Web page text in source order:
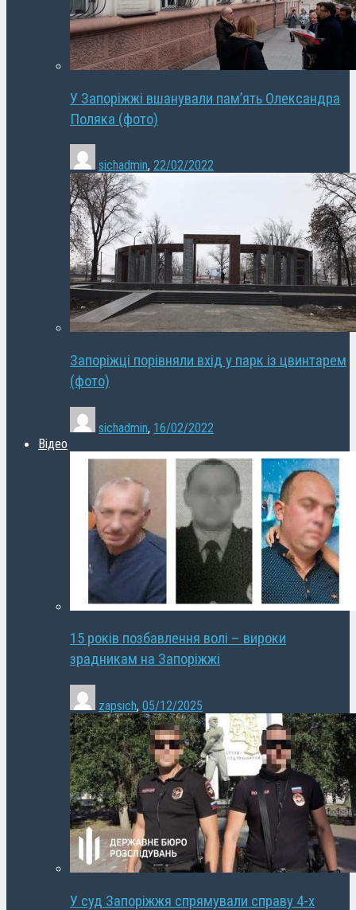
У Запоріжжі вшанували пам’ять Олександра
Поляка (фото)
sichadmin, 22/02/2022
Запоріжці порівняли вхід у парк із цвинтарем
(фото)
sichadmin, 16/02/2022
Відео
15 років позбавлення волі – вироки
зрадникам на Запоріжжі
zapsich, 05/12/2025
У суд Запоріжжя спрямували справу 4-х